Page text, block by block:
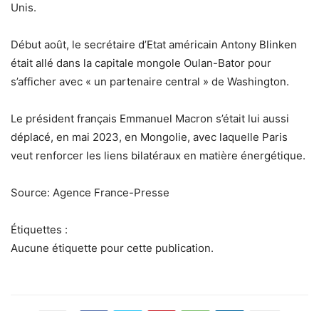
Unis.
Début août, le secrétaire d’Etat américain Antony Blinken
était allé dans la capitale mongole Oulan-Bator pour
s’afficher avec « un partenaire central » de Washington.
Le président français Emmanuel Macron s’était lui aussi
déplacé, en mai 2023, en Mongolie, avec laquelle Paris
veut renforcer les liens bilatéraux en matière énergétique.
Source: Agence France-Presse
Étiquettes :
Aucune étiquette pour cette publication.